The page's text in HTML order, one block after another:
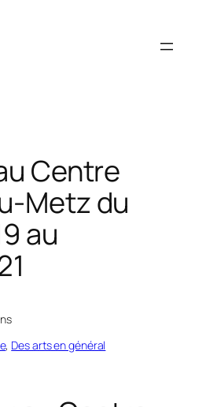
Centre
Metz du
au
, Des arts en général